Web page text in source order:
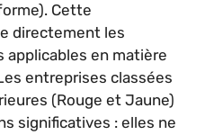
Cette
directement les
en matière
entreprises classées
(Rouge et Jaune)
significatives : elles ne